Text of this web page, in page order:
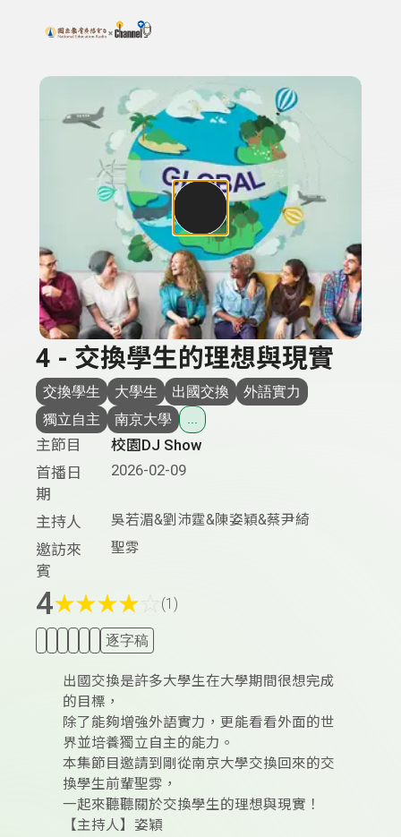
上方功能區塊
搜尋關鍵字：可輸入節目名稱、主持人或關鍵字
4 - 交換學生的理想與現實
交換學生 大學生 出國交換
外語實力
獨立自主
南京大學 ...
主節目
校園DJ Show
首播日
期
2026-02-09
主持人 吳若湄&劉沛霆&陳姿穎&蔡尹綺
邀訪來
賓
聖雰
4★★★★ (1)
逐字稿
出國交換是許多大學生在大學期間很想完成
的目標，
除了能夠增強外語實力，更能看看外面的世
界並培養獨立自主的能力。
本集節目邀請到剛從南京大學交換回來的交
換學生前輩聖雰，
一起來聽聽關於交換學生的理想與現實！
【主持人】姿穎